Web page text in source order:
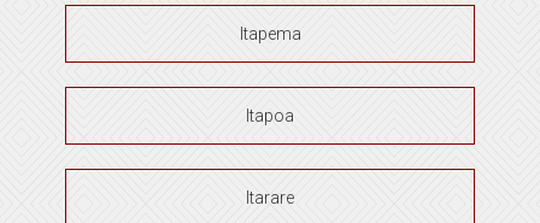
Itapema
Itapoa
Itarare